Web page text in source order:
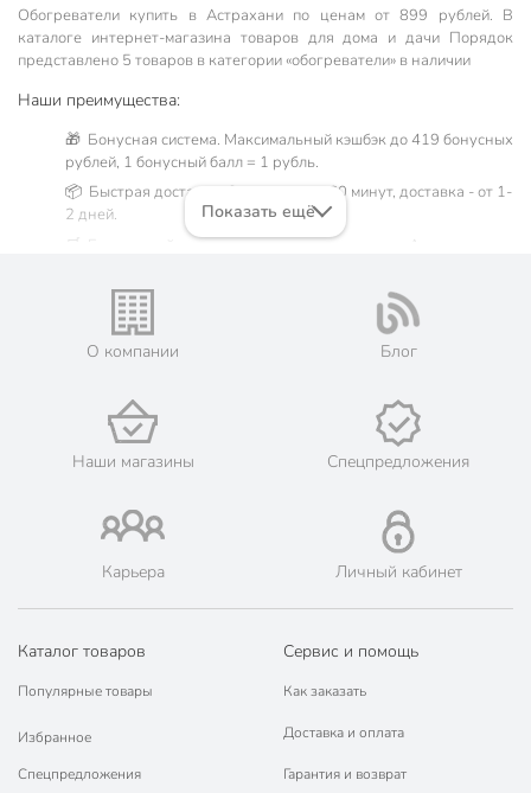
Обогреватели купить в Астрахани по ценам от 899 рублей. В
каталоге интернет-магазина товаров для дома и дачи Порядок
представлено 5 товаров в категории «обогреватели» в наличии
Наши преимущества:
🎁 Бонусная система. Максимальный кэшбэк до 419 бонусных
рублей, 1 бонусный балл = 1 рубль.
📦 Быстрая доставка. Самовывоз от 60 минут, доставка - от 1-
2 дней.
🛒 Бесплатный самовывоз из магазинов города Астрахань.
его онлайн на официальном сайте сети магазинов Порядок.
Мы предлагаем бесплатную курьерскую доставку для товара
«обогреватели» при заказе от 3000 рублей в такие города,
как: Нариманов, Икряное, Камызяк, Красный Яр, Харабали,
Чёрный Яр.
💳 Оплата: онлайн на сайте интернет-гипермаркета или
наличными при получении.
📜 Только оригинальная продукция. Интернет-гипермаркет
Порядок - официальный представитель ведущих мировых
марок.
Показать ещё
О компании Блог
Наши магазины Спецпредложения
Карьера Личный кабинет
Каталог товаров
Популярные товары
Избранное
Спецпредложения
Сервис и помощь
Как заказать
Доставка и оплата
Гарантия и возврат